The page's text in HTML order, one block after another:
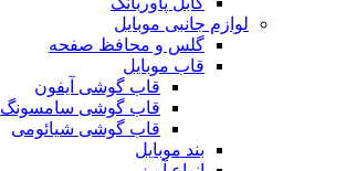
لوازم جانبی موبایل
گلس و محافظ صفحه
قاب موبایل
قاب گوشی آیفون
قاب گوشی سامسونگ
قاب گوشی شیائومی
بند موبایل